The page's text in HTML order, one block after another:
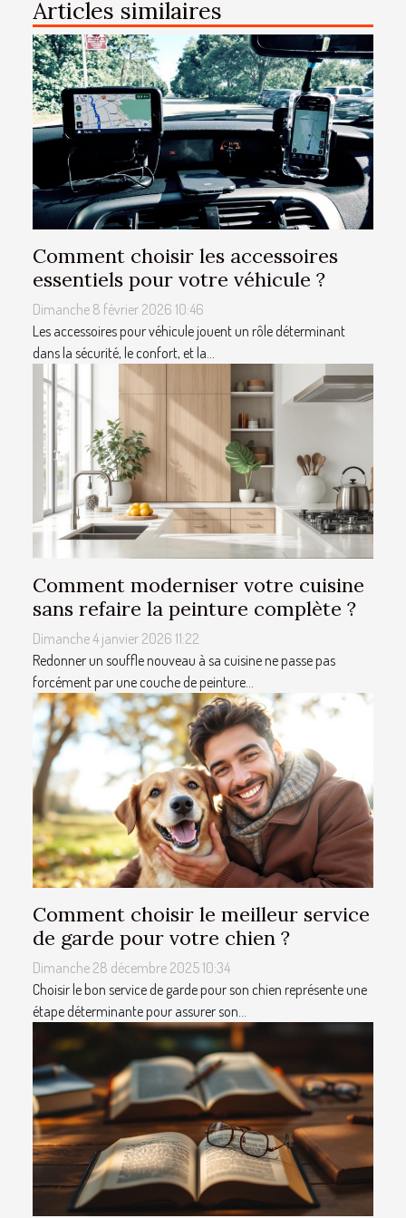
Articles similaires
Comment choisir les accessoires
essentiels pour votre véhicule ?
Dimanche 8 février 2026 10:46
Les accessoires pour véhicule jouent un rôle déterminant
dans la sécurité, le confort, et la...
Comment moderniser votre cuisine
sans refaire la peinture complète ?
Dimanche 4 janvier 2026 11:22
Redonner un souffle nouveau à sa cuisine ne passe pas
forcément par une couche de peinture...
Comment choisir le meilleur service
de garde pour votre chien ?
Dimanche 28 décembre 2025 10:34
Choisir le bon service de garde pour son chien représente une
étape déterminante pour assurer son...